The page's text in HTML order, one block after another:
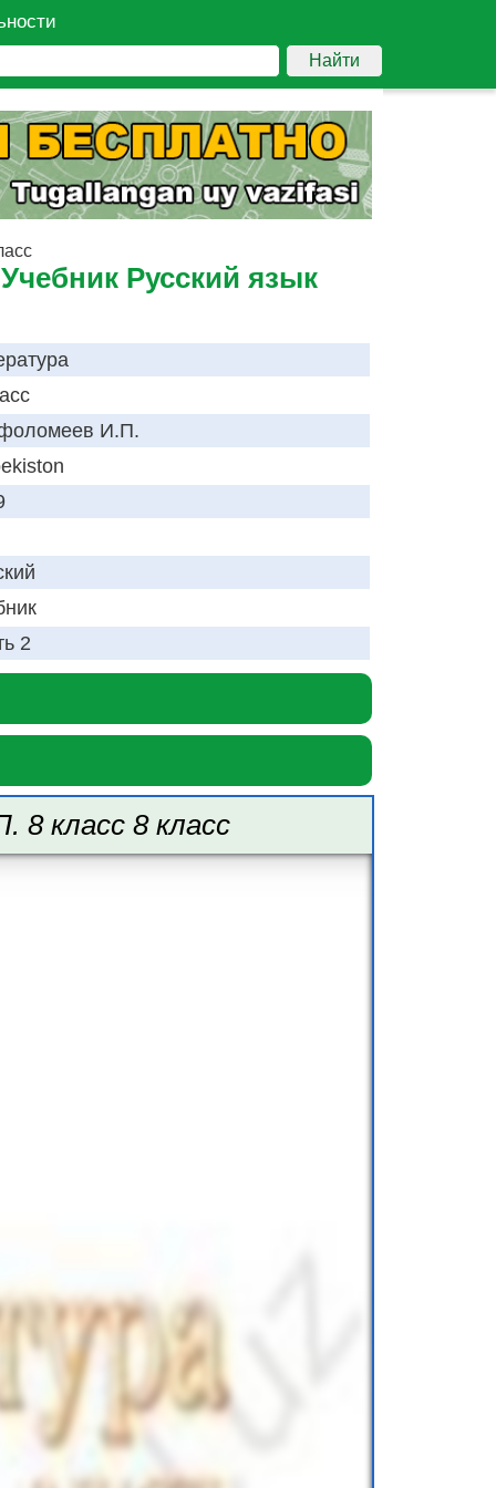
Найти
Русский язык
И.П.
2
класс 8 класс